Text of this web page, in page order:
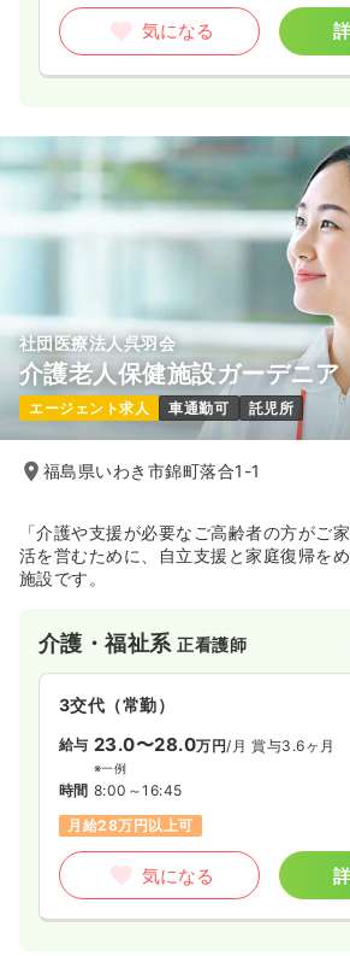
気になる
社団医療法人呉羽会
介護老人保健施設ガーデニア
エージェント求人 車通勤可 託児所
福島県いわき市錦町落合1-1
「介護や支援が必要なご高齢者の方がご
活を営むために、自立支援と家庭復帰を
施設です。
介護・福祉系正看護師
3交代（常勤）
給与 23.0〜28.0万円/月 賞与3.6ヶ月
※一例
時間 8:00～16:45
月給28万円以上可
気になる